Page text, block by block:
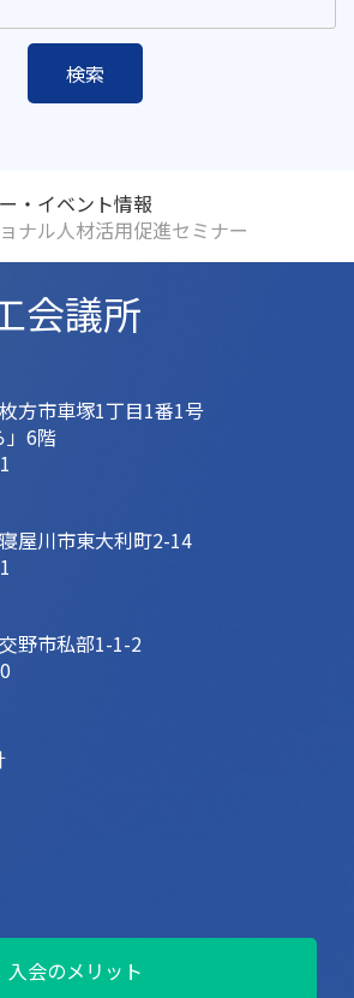
・イベント情報
ナル人材活用促進セミナー
会議所
方市車塚1丁目1番1号
」6階
屋川市東大利町2-14
野市私部1-1-2
入会のメリット